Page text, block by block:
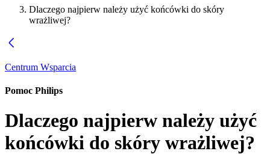
Dlaczego najpierw należy użyć końcówki do skóry
wrażliwej?
Centrum Wsparcia
Pomoc Philips
Dlaczego najpierw należy użyć
końcówki do skóry wrażliwej?